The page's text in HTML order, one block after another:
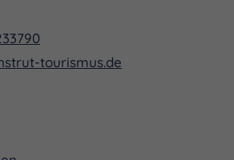
eröffnet einer der
begleitet von Orgelvirtuose
tourismus.de